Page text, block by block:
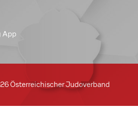
App
Österreichischer Judoverband